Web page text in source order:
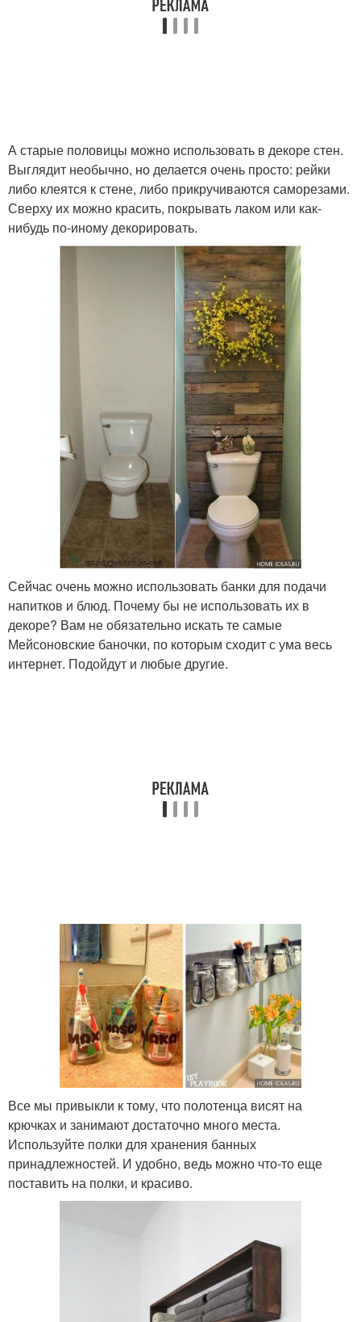
А старые половицы можно использовать в декоре стен.
Выглядит необычно, но делается очень просто: рейки
либо клеятся к стене, либо прикручиваются саморезами.
Сверху их можно красить, покрывать лаком или как-
нибудь по-иному декорировать.
Сейчас очень можно использовать банки для подачи
напитков и блюд. Почему бы не использовать их в
декоре? Вам не обязательно искать те самые
Мейсоновские баночки, по которым сходит с ума весь
интернет. Подойдут и любые другие.
Все мы привыкли к тому, что полотенца висят на
крючках и занимают достаточно много места.
Используйте полки для хранения банных
принадлежностей. И удобно, ведь можно что-то еще
поставить на полки, и красиво.